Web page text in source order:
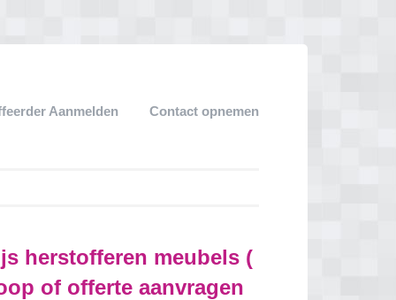
Aanmelden Contact opnemen
herstofferen meubels (
of offerte aanvragen